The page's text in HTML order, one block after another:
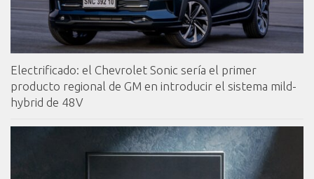
Electrificado: el Chevrolet Sonic sería el primer
producto regional de GM en introducir el sistema mild-
hybrid de 48V